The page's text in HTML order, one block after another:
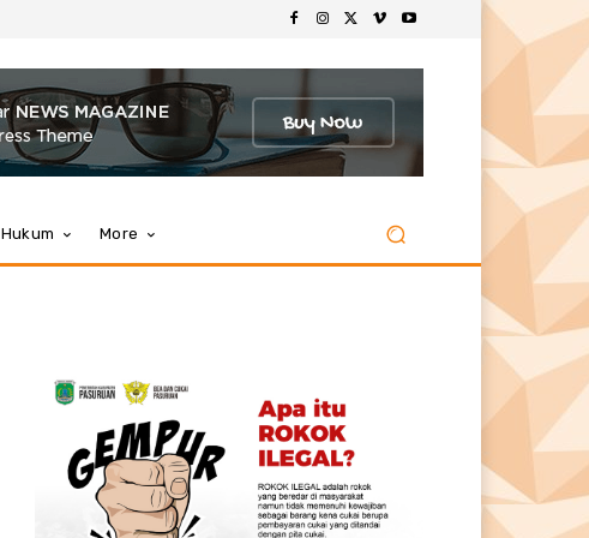
Hukum More